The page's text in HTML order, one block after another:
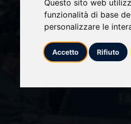
Questo sito web
funzionalità di base
personalizzare le
Accetto Rifiuto